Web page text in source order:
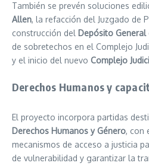
También se prevén soluciones
Allen, la refacción del Juzgado de
construcción del Depósito General
de sobretechos en el Complejo
y el inicio del nuevo Complejo
Derechos Humanos y
El proyecto incorpora partidas
Derechos Humanos y Género, con
mecanismos de acceso a justicia
de vulnerabilidad y garantizar la